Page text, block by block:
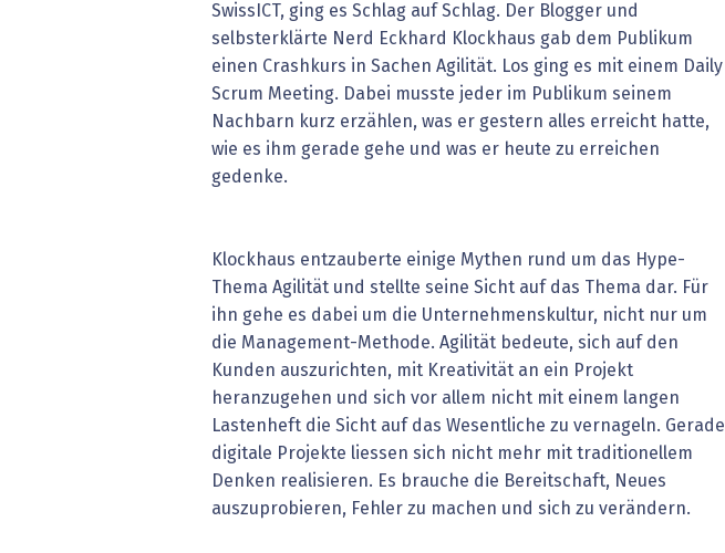
SwissICT, ging es Schlag auf Schlag. Der Blogger und
selbsterklärte Nerd Eckhard Klockhaus gab dem Publikum
einen Crashkurs in Sachen Agilität. Los ging es mit einem Daily
Scrum Meeting. Dabei musste jeder im Publikum seinem
Nachbarn kurz erzählen, was er gestern alles erreicht hatte,
wie es ihm gerade gehe und was er heute zu erreichen
gedenke.
Klockhaus entzauberte einige Mythen rund um das Hype-
Thema Agilität und stellte seine Sicht auf das Thema dar. Für
ihn gehe es dabei um die Unternehmenskultur, nicht nur um
die Management-Methode. Agilität bedeute, sich auf den
Kunden auszurichten, mit Kreativität an ein Projekt
heranzugehen und sich vor allem nicht mit einem langen
Lastenheft die Sicht auf das Wesentliche zu vernageln. Gerade
digitale Projekte liessen sich nicht mehr mit traditionellem
Denken realisieren. Es brauche die Bereitschaft, Neues
auszuprobieren, Fehler zu machen und sich zu verändern.